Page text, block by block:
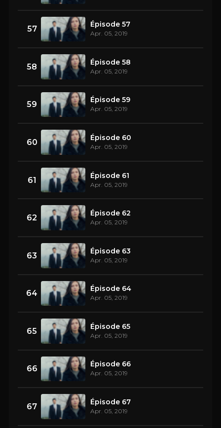
57 Épisode 57
Apr. 05, 2019
58 Épisode 58
Apr. 05, 2019
59 Épisode 59
Apr. 05, 2019
60 Épisode 60
Apr. 05, 2019
61 Épisode 61
Apr. 05, 2019
62 Épisode 62
Apr. 05, 2019
63 Épisode 63
Apr. 05, 2019
64 Épisode 64
Apr. 05, 2019
65 Épisode 65
Apr. 05, 2019
66 Épisode 66
Apr. 05, 2019
67 Épisode 67
Apr. 05, 2019